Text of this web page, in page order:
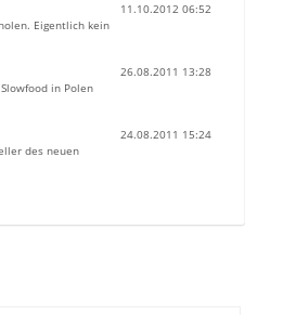
11.10.2012 06:52
Eigentlich kein
26.08.2011 13:28
in Polen
24.08.2011 15:24
des neuen